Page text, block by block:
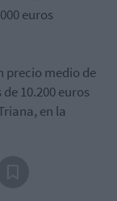
euros
precio medio de
10.200 euros
en la